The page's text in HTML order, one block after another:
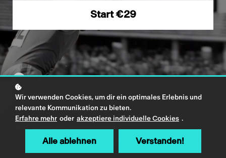
Start €29
Dauer
3+ Stunden Videomaterial mit intensiven Erklärungen
bester Metriken
Zusatzmaterial
Zahlreiche Verlinkungen, Darstellungen und Hilfsmittel
Wir verwenden Cookies, um dir ein optimales Erlebnis und
relevante Kommunikation zu bieten.
Erfahre mehr oder akzeptiere individuelle Cookies .
Alle ablehnen Verstanden!